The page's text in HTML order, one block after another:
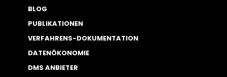
BLOG
PUBLIKATIONEN
VERFAHRENS-DOKUMENTATION
DATENÖKONOMIE
DMS ANBIETER